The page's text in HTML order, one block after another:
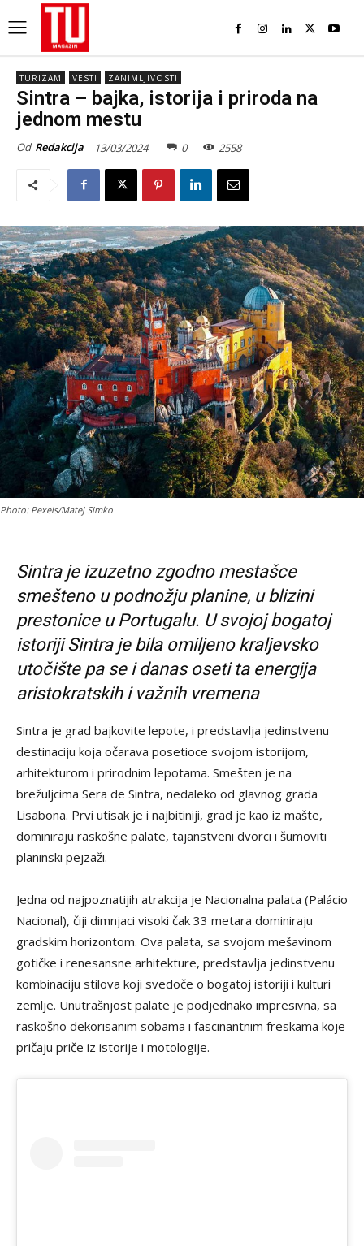
TURIZAM VESTI ZANIMLJIVOSTI
Sintra – bajka, istorija i priroda na
jednom mestu
Od Redakcija 13/03/2024 0 2558
Photo: Pexels/Matej Simko
Sintra je izuzetno zgodno mestašce
smešteno u podnožju planine, u blizini
prestonice u Portugalu. U svojoj bogatoj
istoriji Sintra je bila omiljeno kraljevsko
utočište pa se i danas oseti ta energija
aristokratskih i važnih vremena
Sintra je grad bajkovite lepote, i predstavlja jedinstvenu
destinaciju koja očarava posetioce svojom istorijom,
arhitekturom i prirodnim lepotama. Smešten je na
brežuljcima Sera de Sintra, nedaleko od glavnog grada
Lisabona. Prvi utisak je i najbitiniji, grad je kao iz mašte,
dominiraju raskošne palate, tajanstveni dvorci i šumoviti
planinski pejzaži.
Jedna od najpoznatijih atrakcija je Nacionalna palata (Palácio
Nacional), čiji dimnjaci visoki čak 33 metara dominiraju
gradskim horizontom. Ova palata, sa svojom mešavinom
gotičke i renesansne arhitekture, predstavlja jedinstvenu
kombinaciju stilova koji svedoče o bogatoj istoriji i kulturi
zemlje. Unutrašnjost palate je podjednako impresivna, sa
raskošno dekorisanim sobama i fascinantnim freskama koje
pričaju priče iz istorije i motologije.